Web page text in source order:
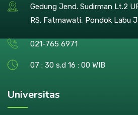
Gedung Jend. Sudirman Lt.2
RS. Fatmawati, Pondok Labu
021-765 6971
07 : 30 s.d 16 : 00 WIB
Universitas